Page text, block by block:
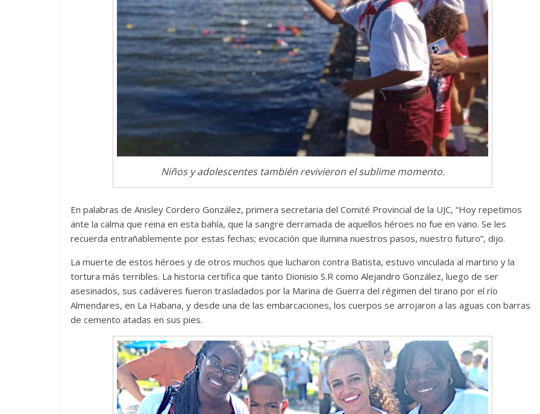
Niños y adolescentes también revivieron el sublime momento.
En palabras de Anisley Cordero González, primera secretaria del Comité Provincial de la UJC, “Hoy repetimos
ante la calma que reina en esta bahía, que la sangre derramada de aquellos héroes no fue en vano. Se les
recuerda entrañablemente por estas fechas; evocación que ilumina nuestros pasos, nuestro futuro”, dijo.
La muerte de estos héroes y de otros muchos que lucharon contra Batista, estuvo vinculada al martirio y la
tortura más terribles. La historia certifica que tanto Dionisio S.R como Alejandro González, luego de ser
asesinados, sus cadáveres fueron trasladados por la Marina de Guerra del régimen del tirano por el río
Almendares, en La Habana, y desde una de las embarcaciones, los cuerpos se arrojaron a las aguas con barras
de cemento atadas en sus pies.
Cuento de hadas
burguesía mexicana
30 diciembre, 2025
Julio Martínez Molina
0